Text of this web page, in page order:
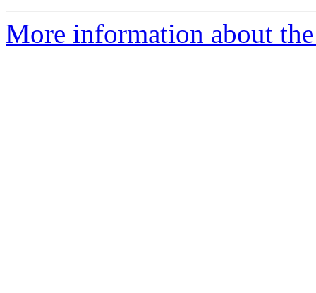
More information about